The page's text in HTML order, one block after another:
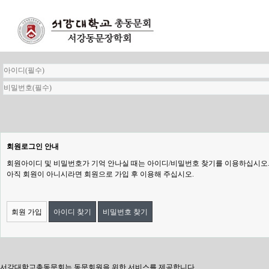
회원로그인 안내
회원아이디 및 비밀번호가 기억 안나실 때는 아이디/비밀번호 찾기를 이용하십시오.
아직 회원이 아니시라면 회원으로 가입 후 이용해 주십시오.
회원 가입 아이디 찾기 비밀번호 찾기
서강대학교총동문회는 동문회원을 위한 서비스를 제공합니다.